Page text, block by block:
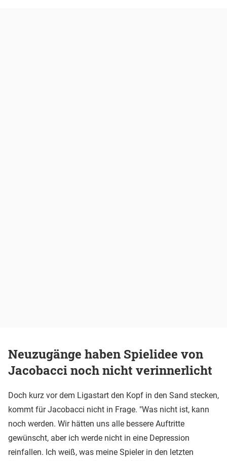
Neuzugänge haben Spielidee von
Jacobacci noch nicht verinnerlicht
Doch kurz vor dem Ligastart den Kopf in den Sand stecken,
kommt für Jacobacci nicht in Frage. "Was nicht ist, kann
noch werden. Wir hätten uns alle bessere Auftritte
gewünscht, aber ich werde nicht in eine Depression
reinfallen. Ich weiß, was meine Spieler in den letzten